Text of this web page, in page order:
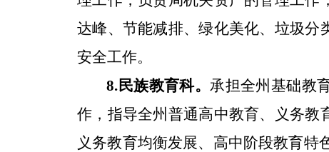
达峰、节能减排、绿化美化、垃圾分
安全工作。
8. 民族教育科。 承担全州基础教
作，指导全州普通高中教育、义务教
义务教育均衡发展、高中阶段教育特